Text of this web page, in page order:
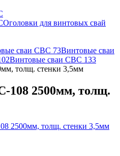
Оголовки для винтовых свай
сваи СВС 73Винтовые сваи
Винтовые сваи СВС 133
толщ. стенки 3,5мм
108 2500мм, толщ.